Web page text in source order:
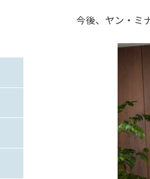
今後、ヤン・ミ